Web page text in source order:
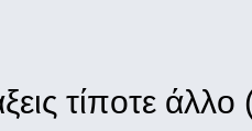
τίποτε